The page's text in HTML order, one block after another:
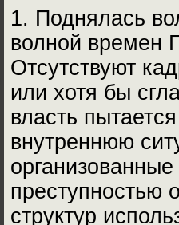
1. Поднялась
волной времен
Отсутствуют
или хотя бы
власть
внутреннюю
преступностью
структур